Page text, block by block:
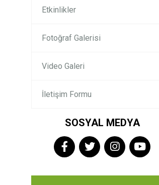
Etkinlikler
Fotoğraf Galerisi
Video Galeri
İletişim Formu
SOSYAL MEDYA